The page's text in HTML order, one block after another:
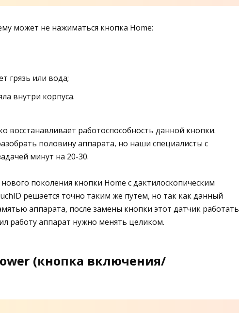
может не нажиматься кнопка Home:
грязь или вода;
внутри корпуса.
восстанавливает работоспособность данной кнопки.
половину аппарата, но наши специалисты с
минут на 20-30.
поколения кнопки Home с дактилоскопическим
решается точно таким же путем, но так как данный
аппарата, после замены кнопки этот датчик работать
работу аппарат нужно менять целиком.
(кнопка включения/